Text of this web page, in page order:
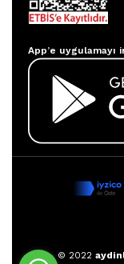
App’e
© 2022